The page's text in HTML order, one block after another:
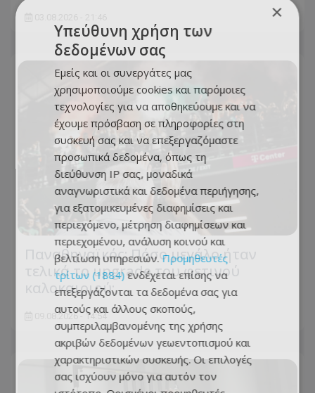
Παναθηναϊκός: Πόσο μεγάλο ήταν
τελικά το upgrade του φετινού
καλοκαιριού;
09.08.2026 - 14:54
×
Υπεύθυνη χρήση των
δεδομένων σας
Εμείς και οι συνεργάτες μας
χρησιμοποιούμε cookies και παρόμοιες
τεχνολογίες για να αποθηκεύουμε και να
έχουμε πρόσβαση σε πληροφορίες στη
συσκευή σας και να επεξεργαζόμαστε
προσωπικά δεδομένα, όπως τη
διεύθυνση IP σας, μοναδικά
αναγνωριστικά και δεδομένα περιήγησης,
για εξατομικευμένες διαφημίσεις και
περιεχόμενο, μέτρηση διαφημίσεων και
περιεχομένου, ανάλυση κοινού και
βελτίωση υπηρεσιών. Προμηθευτές
τρίτων (1884) ενδέχεται επίσης να
επεξεργάζονται τα δεδομένα σας για
αυτούς και άλλους σκοπούς,
συμπεριλαμβανομένης της χρήσης
ακριβών δεδομένων γεωεντοπισμού και
χαρακτηριστικών συσκευής. Οι επιλογές
σας ισχύουν μόνο για αυτόν τον